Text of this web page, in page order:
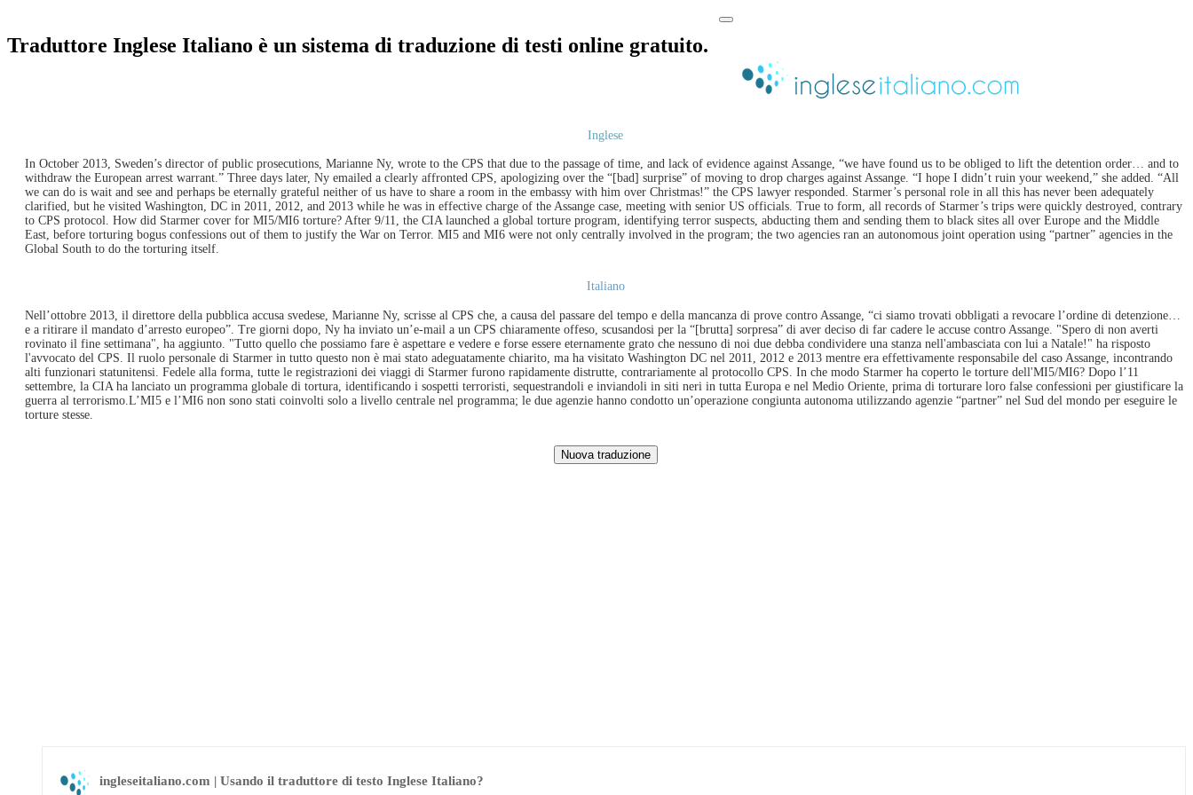
Traduttore Inglese Italiano è un sistema di traduzione di testi online gratuito.
Inglese
In October 2013, Sweden’s director of public prosecutions, Marianne Ny, wrote to the CPS that due to the passage of time, and lack of evidence against Assange, “we have found us to be obliged to lift the detention order… and to
withdraw the European arrest warrant.” Three days later, Ny emailed a clearly affronted CPS, apologizing over the “[bad] surprise” of moving to drop charges against Assange. “I hope I didn’t ruin your weekend,” she added. “All
we can do is wait and see and perhaps be eternally grateful neither of us have to share a room in the embassy with him over Christmas!” the CPS lawyer responded. Starmer’s personal role in all this has never been adequately
clarified, but he visited Washington, DC in 2011, 2012, and 2013 while he was in effective charge of the Assange case, meeting with senior US officials. True to form, all records of Starmer’s trips were quickly destroyed, contrary
to CPS protocol. How did Starmer cover for MI5/MI6 torture? After 9/11, the CIA launched a global torture program, identifying terror suspects, abducting them and sending them to black sites all over Europe and the Middle
East, before torturing bogus confessions out of them to justify the War on Terror. MI5 and MI6 were not only centrally involved in the program; the two agencies ran an autonomous joint operation using “partner” agencies in the
Global South to do the torturing itself.
Italiano
Nell’ottobre 2013, il direttore della pubblica accusa svedese, Marianne Ny, scrisse al CPS che, a causa del passare del tempo e della mancanza di prove contro Assange, “ci siamo trovati obbligati a revocare l’ordine di detenzione…
e a ritirare il mandato d’arresto europeo”. Tre giorni dopo, Ny ha inviato un’e-mail a un CPS chiaramente offeso, scusandosi per la “[brutta] sorpresa” di aver deciso di far cadere le accuse contro Assange. "Spero di non averti
rovinato il fine settimana", ha aggiunto. "Tutto quello che possiamo fare è aspettare e vedere e forse essere eternamente grato che nessuno di noi due debba condividere una stanza nell'ambasciata con lui a Natale!" ha risposto
l'avvocato del CPS. Il ruolo personale di Starmer in tutto questo non è mai stato adeguatamente chiarito, ma ha visitato Washington DC nel 2011, 2012 e 2013 mentre era effettivamente responsabile del caso Assange, incontrando
alti funzionari statunitensi. Fedele alla forma, tutte le registrazioni dei viaggi di Starmer furono rapidamente distrutte, contrariamente al protocollo CPS. In che modo Starmer ha coperto le torture dell'MI5/MI6? Dopo l’11
settembre, la CIA ha lanciato un programma globale di tortura, identificando i sospetti terroristi, sequestrandoli e inviandoli in siti neri in tutta Europa e nel Medio Oriente, prima di torturare loro false confessioni per giustificare la
guerra al terrorismo.L’MI5 e l’MI6 non sono stati coinvolti solo a livello centrale nel programma; le due agenzie hanno condotto un’operazione congiunta autonoma utilizzando agenzie “partner” nel Sud del mondo per eseguire le
torture stesse.
ingleseitaliano.com | Usando il traduttore di testo Inglese Italiano?